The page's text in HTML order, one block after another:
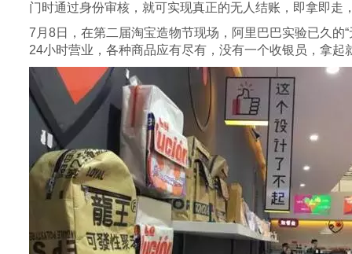
门时通过身份审核，就可实现真正的无人结账，即拿即走
7月8日，在第二届淘宝造物节现场，阿里巴巴实验已久的
24小时营业，各种商品应有尽有，没有一个收银员，拿起